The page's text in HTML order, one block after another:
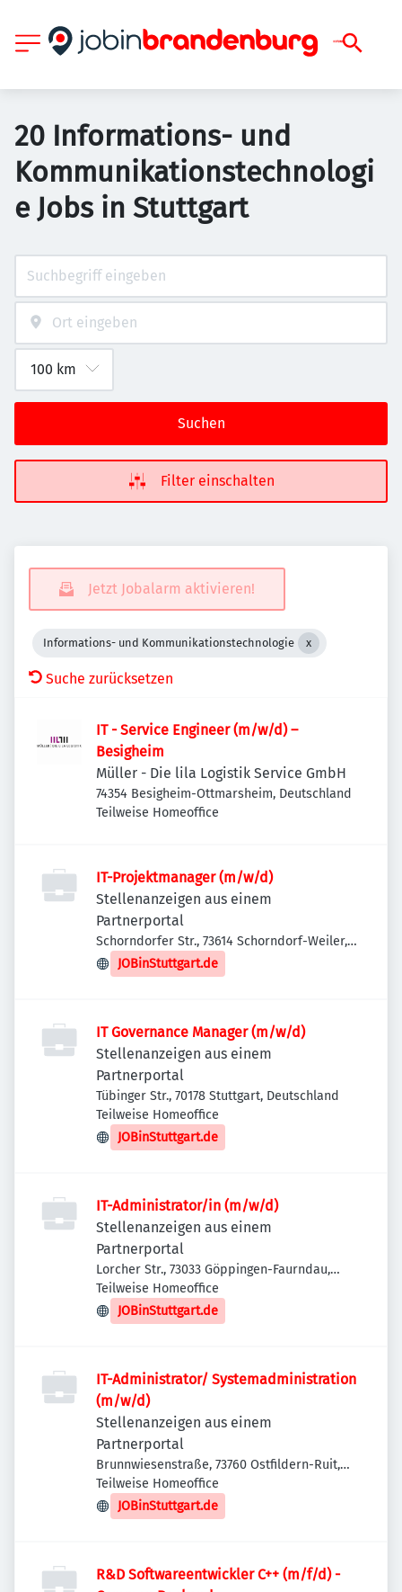
20 Informations- und
Kommunikationstechnologi
e Jobs in Stuttgart
Suchen
Filter einschalten
Jetzt Jobalarm aktivieren!
Informations- und Kommunikationstechnologie
Suche zurücksetzen
IT - Service Engineer (m/w/d) –
Besigheim
Müller - Die lila Logistik Service GmbH
74354 Besigheim-Ottmarsheim, Deutschland
Teilweise Homeoffice
IT-Projektmanager (m/w/d)
Stellenanzeigen aus einem
Partnerportal
Schorndorfer Str., 73614 Schorndorf-Weiler,
Deutschland
JOBinStuttgart.de
IT Governance Manager (m/w/d)
Stellenanzeigen aus einem
Partnerportal
Tübinger Str., 70178 Stuttgart, Deutschland
Teilweise Homeoffice
JOBinStuttgart.de
IT-Administrator/in (m/w/d)
Stellenanzeigen aus einem
Partnerportal
Lorcher Str., 73033 Göppingen-Faurndau,
Deutschland
Teilweise Homeoffice
JOBinStuttgart.de
IT-Administrator/ Systemadministration
(m/w/d)
Stellenanzeigen aus einem
Partnerportal
Brunnwiesenstraße, 73760 Ostfildern-Ruit,
Deutschland
Teilweise Homeoffice
JOBinStuttgart.de
R&D Softwareentwickler C++ (m/f/d) -